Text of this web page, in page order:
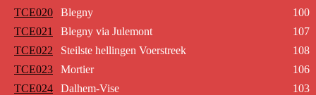
TCE020
Blegny
100
TCE021
Blegny via Julemont
107
TCE022
Steilste hellingen Voerstreek
108
TCE023
Mortier
106
TCE024
Dalhem-Vise
103